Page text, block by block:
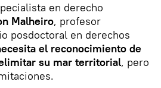
en derecho
Malheiro, profesor
posdoctoral en derechos
el reconocimiento de
su mar territorial, pero